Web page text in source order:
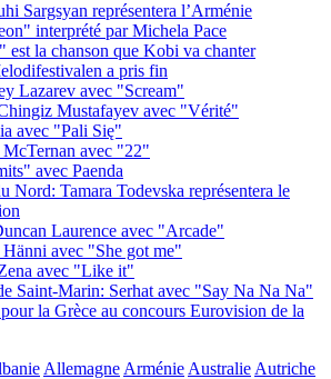
Sargsyan représentera l’Arménie
interprété par Michela Pace
la chanson que Kobi va chanter
a pris fin
Lazarev avec "Scream"
Mustafayev avec "Vérité"
avec "Pali Się"
avec "22"
avec Paenda
Nord: Tamara Todevska représentera le
Laurence avec "Arcade"
avec "She got me"
avec "Like it"
Saint-Marin: Serhat avec "Say Na Na Na"
la Grèce au concours Eurovision de la
AllemagneArménieAustralieAutriche